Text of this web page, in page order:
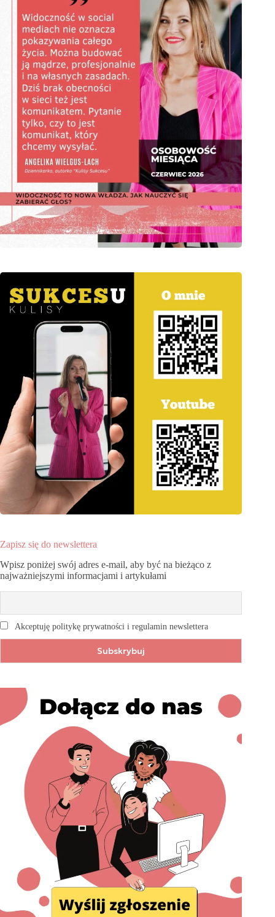
Zapisz się do newslettera
Wpisz poniżej swój adres e-mail, aby być na bieżąco z
najważniejszymi informacjami i artykułami
Akceptuję politykę prywatności i regulamin newslettera